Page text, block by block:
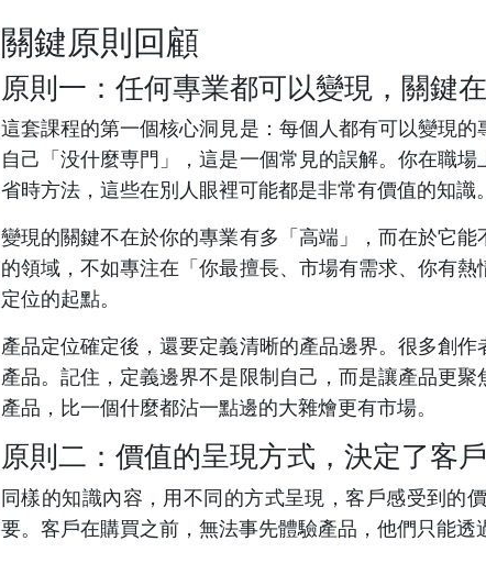
關鍵原則回顧
原則一：任何專業都可以變現，關鍵
這套課程的第一個核心洞見是：每個人都有可以變現
自己「没什麼専門」，這是一個常見的誤解。你在職
省時方法，這些在別人眼裡可能都是非常有價值的知識。
變現的關鍵不在於你的專業有多「高端」，而在於它
的領域，不如專注在「你最擅長、市場有需求、你有
定位的起點。
產品定位確定後，還要定義清晰的產品邊界。很多創
產品。記住，定義邊界不是限制自己，而是讓產品更
產品，比一個什麼都沾一點邊的大雜燴更有市場。
原則二：價值的呈現方式，決定了客
同樣的知識內容，用不同的方式呈現，客戶感受到的
要。客戶在購買之前，無法事先體驗產品，他們只能透